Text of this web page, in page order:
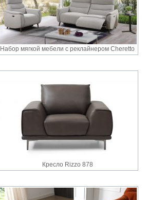
Набор мягкой мебели с реклайнером Cheretto
Кресло Rizzo 878